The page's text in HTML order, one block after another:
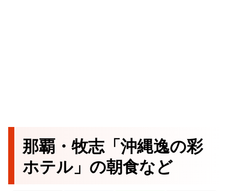
那覇・牧志「沖縄逸の彩
ホテル」の朝食など